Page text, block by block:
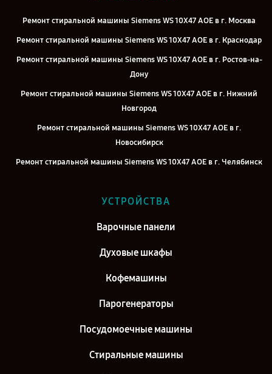
Ремонт стиральной машины Siemens WS 10X47 AOE в г. Москва
Ремонт стиральной машины Siemens WS 10X47 AOE в г. Краснодар
Ремонт стиральной машины Siemens WS 10X47 AOE в г. Ростов-на-
Дону
Ремонт стиральной машины Siemens WS 10X47 AOE в г. Нижний
Новгород
Ремонт стиральной машины Siemens WS 10X47 AOE в г.
Новосибирск
Ремонт стиральной машины Siemens WS 10X47 AOE в г. Челябинск
Екатеринбург
Ремонт стиральной машины Siemens WS 10X47 AOE в г. Воронеж
Ремонт стиральной машины Siemens WS 10X47 AOE в г. Саратов
Ремонт стиральной машины Siemens WS 10X47 AOE в г. Самара
УСТРОЙСТВА
Варочные панели
Духовые шкафы
Кофемашины
Парогенераторы
Посудомоечные машины
Стиральные машины